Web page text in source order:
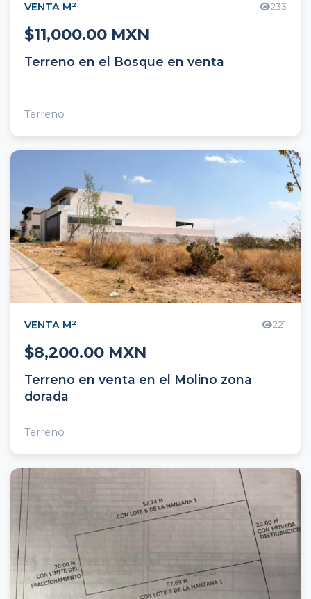
VENTA M² 233
$11,000.00 MXN
Terreno en el Bosque en venta
Terreno
VENTA M² 221
$8,200.00 MXN
Terreno en venta en el Molino zona
dorada
Terreno